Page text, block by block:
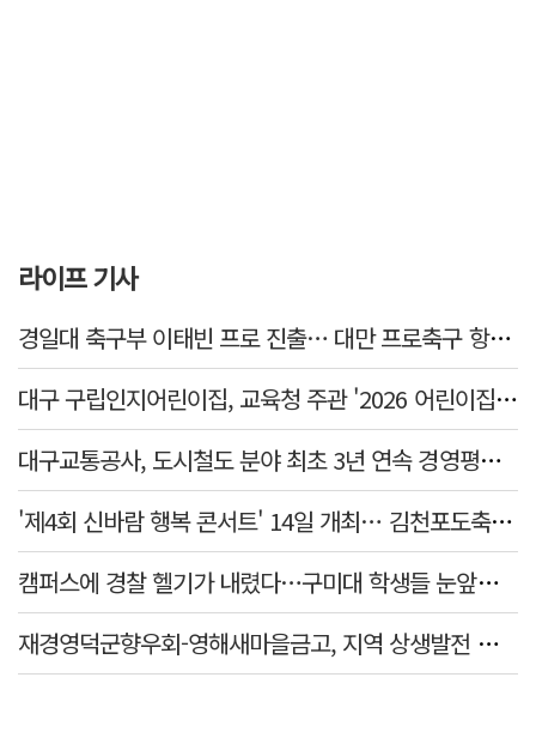
라이프 기사
경일대 축구부 이태빈 프로 진출… 대만 프로축구 항위안 F.C. 입단
대구 구립인지어린이집, 교육청 주관 '2026 어린이집 5세 이음교육'
대구교통공사, 도시철도 분야 최초 3년 연속 경영평가 1위
'제4회 신바람 행복 콘서트' 14일 개최… 김천포도축제와 연계해 활력 더한다
캠퍼스에 경찰 헬기가 내렸다…구미대 학생들 눈앞서 펼쳐진 참수리의 위용
재경영덕군향우회-영해새마을금고, 지역 상생발전 업무협약(MOU) 체결